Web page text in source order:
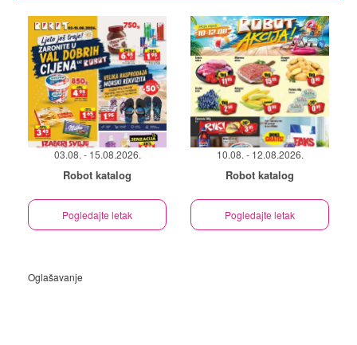
03.08. - 15.08.2026.
Robot katalog
Pogledajte letak
10.08. - 12.08.2026.
Robot katalog
Pogledajte letak
Oglašavanje